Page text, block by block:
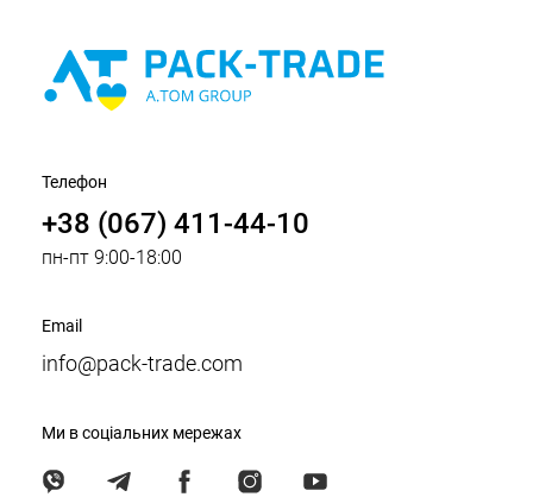
Телефон
+38 (067) 411-44-10
пн-пт 9:00-18:00
Email
info@pack-trade.com
Ми в соціальних мережах